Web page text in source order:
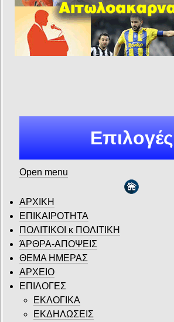
Επιλογές
Open menu
ΑΡΧΙΚΗ
ΕΠΙΚΑΙΡΟΤΗΤΑ
ΠΟΛΙΤΙΚΟΙ κ ΠΟΛΙΤΙΚΗ
ΆΡΘΡΑ-ΑΠΟΨΕΙΣ
ΘΕΜΑ ΗΜΕΡΑΣ
ΑΡΧΕΙΟ
ΕΠΙΛΟΓΕΣ
ΕΚΛΟΓΙΚΑ
ΕΚΔΗΛΩΣΕΙΣ